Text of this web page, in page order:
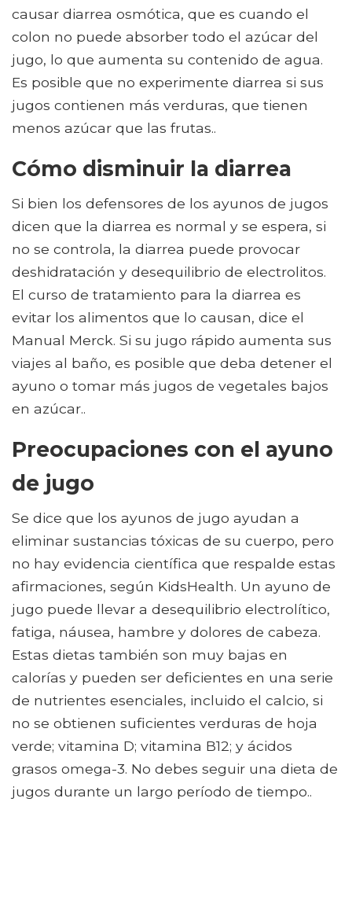
causar diarrea osmótica, que es cuando el
colon no puede absorber todo el azúcar del
jugo, lo que aumenta su contenido de agua.
Es posible que no experimente diarrea si sus
jugos contienen más verduras, que tienen
menos azúcar que las frutas..
Cómo disminuir la diarrea
Si bien los defensores de los ayunos de jugos
dicen que la diarrea es normal y se espera, si
no se controla, la diarrea puede provocar
deshidratación y desequilibrio de electrolitos.
El curso de tratamiento para la diarrea es
evitar los alimentos que lo causan, dice el
Manual Merck. Si su jugo rápido aumenta sus
viajes al baño, es posible que deba detener el
ayuno o tomar más jugos de vegetales bajos
en azúcar..
Preocupaciones con el ayuno
de jugo
Se dice que los ayunos de jugo ayudan a
eliminar sustancias tóxicas de su cuerpo, pero
no hay evidencia científica que respalde estas
afirmaciones, según KidsHealth. Un ayuno de
jugo puede llevar a desequilibrio electrolítico,
fatiga, náusea, hambre y dolores de cabeza.
Estas dietas también son muy bajas en
calorías y pueden ser deficientes en una serie
de nutrientes esenciales, incluido el calcio, si
no se obtienen suficientes verduras de hoja
verde; vitamina D; vitamina B12; y ácidos
grasos omega-3. No debes seguir una dieta de
jugos durante un largo período de tiempo..